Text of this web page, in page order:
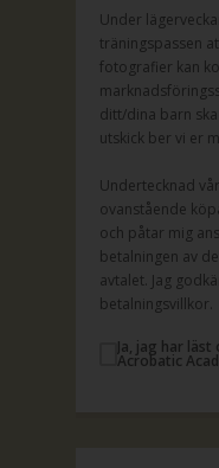
Under
träningspassen
fotografier kan
ditt/dina barn
utskick ber vi er
Undertecknad
ovanstående
och påtar mig
betalningen av
avtalet. Jag
betalningsvillkor.
Ja, jag har
Acrobatic